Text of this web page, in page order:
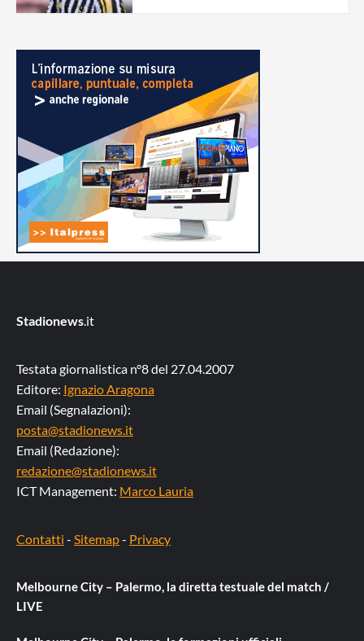
Stadionews.it
Testata giornalistica n°8 del 27.04.2007
Editore: Ignazio Aragona
Email (Segnalazioni):
posta@stadionews.it
Email (Redazione):
redazione@stadionews.it
ICT Management: Marco Lauria
Contatti - Sitemap- Privacy
Melbourne City – Palermo, la diretta testuale del match /
LIVE